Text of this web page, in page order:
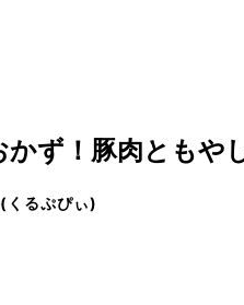
かず！豚肉ともや
るぷぴぃ)